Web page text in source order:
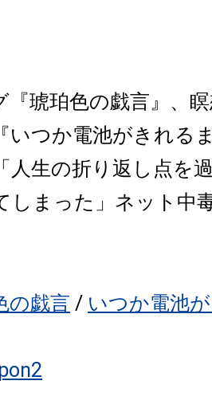
『琥珀色の戯言』、
いつか電池がきれる
人生の折り返し点を
しまった」 ネット中
の戯言 / いつか電池